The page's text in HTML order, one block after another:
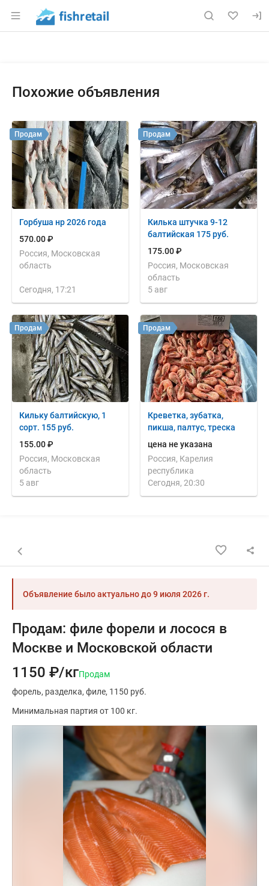
Раздел навигации по сайту fishretail.ru
Похожие объявления
Горбуша нр 2026 года
570.00 ₽
Россия, Московская
область
Сегодня, 17:21
Продам
Килька штучка 9-12
балтийская 175 руб.
175.00 ₽
Россия, Московская
область
5 авг
Продам
Кильку балтийскую, 1
сорт. 155 руб.
155.00 ₽
Россия, Московская
область
5 авг
Продам
Креветка, зубатка,
пикша, палтус, треска
цена не указана
Россия, Карелия
республика
Сегодня, 20:30
Продам
Назад к списку объявлений
Объявление было актуально до9 июля 2026 г.
Продам: филе форели и лосося в
Москве и Московской области
1150 ₽/кгПродам
форель разделка филе 1150 руб.
Минимальная партия от 100 кг.